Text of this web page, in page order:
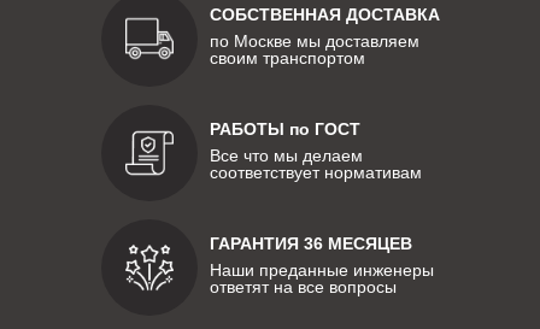
СОБСТВЕННАЯ ДОСТАВКА
по Москве мы доставляем
своим транспортом
РАБОТЫ по ГОСТ
Все что мы делаем
соответствует нормативам
ГАРАНТИЯ 36 МЕСЯЦЕВ
Наши преданные инженеры
ответят на все вопросы